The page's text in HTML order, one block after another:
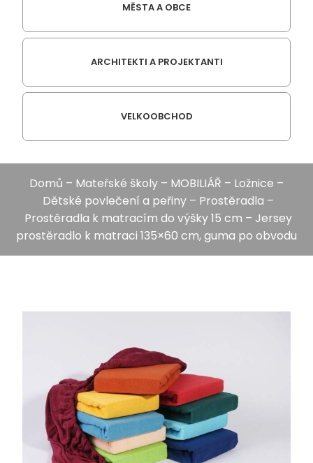
MĚSTA A OBCE
ARCHITEKTI A PROJEKTANTI
VELKOOBCHOD
Domů – Mateřské školy – MOBILIÁŘ – Ložnice –
Dětské povlečení a peřiny– Prostěradla –
Prostěradla k matracím do výšky 15 cm – Jersey
prostěradlo k matraci 135×60 cm, guma po obvodu